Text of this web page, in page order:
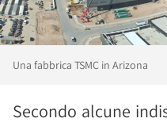
Una fabbrica TSMC in Arizona
Secondo alcune